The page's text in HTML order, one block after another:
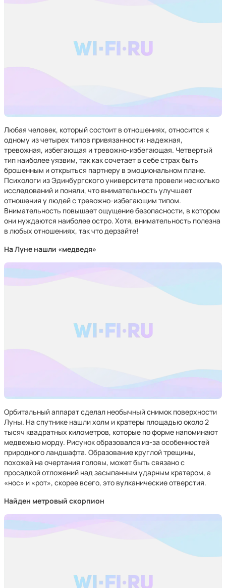
Любая человек, который состоит в отношениях, относится к
одному из четырех типов привязанности: надежная,
тревожная, избегающая и тревожно-избегающая. Четвертый
тип наиболее уязвим, так как сочетает в себе страх быть
брошенным и открыться партнеру в эмоциональном плане.
Психологи из Эдинбургского университета провели несколько
исследований и поняли, что внимательность улучшает
отношения у людей с тревожно-избегающим типом.
Внимательность повышает ощущение безопасности, в котором
они нуждаются наиболее остро. Хотя, внимательность полезна
в любых отношениях, так что дерзайте!
На Луне нашли «медведя»
Орбитальный аппарат сделал необычный снимок поверхности
Луны. На спутнике нашли холм и кратеры площадью около 2
тысяч квадратных километров, которые по форме напоминают
медвежью морду. Рисунок образовался из-за особенностей
природного ландшафта. Образование круглой трещины,
похожей на очертания головы, может быть связано с
просадкой отложений над засыпанным ударным кратером, а
«нос» и «рот», скорее всего, это вулканические отверстия.
Найден метровый скорпион